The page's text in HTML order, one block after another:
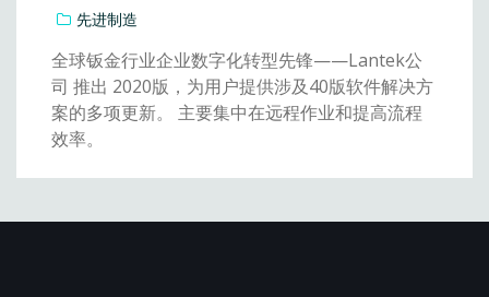
先进制造
全球钣金行业企业数字化转型先锋——Lantek公
司 推出 2020版，为用户提供涉及40版软件解决方
案的多项更新。 主要集中在远程作业和提高流程
效率。